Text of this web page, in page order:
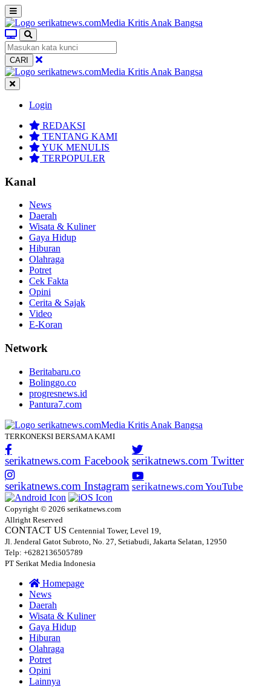
CARI
Login
REDAKSI
TENTANG KAMI
YUK MENULIS
TERPOPULER
Kanal
News
Daerah
Wisata & Kuliner
Gaya Hidup
Hiburan
Olahraga
Potret
Cek Fakta
Opini
Cerita & Sajak
Video
E-Koran
Network
Beritabaru.co
Bolinggo.co
progresnews.id
Pantura7.com
TERKONEKSI BERSAMA KAMI
serikatnews.com Facebook serikatnews.com Twitter
serikatnews.com Instagram serikatnews.com YouTube
Copyright © 2026 serikatnews.com
Allright Reserved
CONTACT US Centennial Tower, Level 19,
Jl. Jenderal Gatot Subroto, No. 27, Setiabudi, Jakarta Selatan, 12950
Telp: +6282136505789
PT Serikat Media Indonesia
Homepage
News
Daerah
Wisata & Kuliner
Gaya Hidup
Hiburan
Olahraga
Potret
Opini
Lainnya